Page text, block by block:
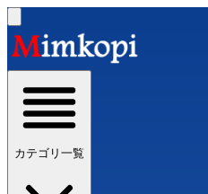
カテゴリ一覧